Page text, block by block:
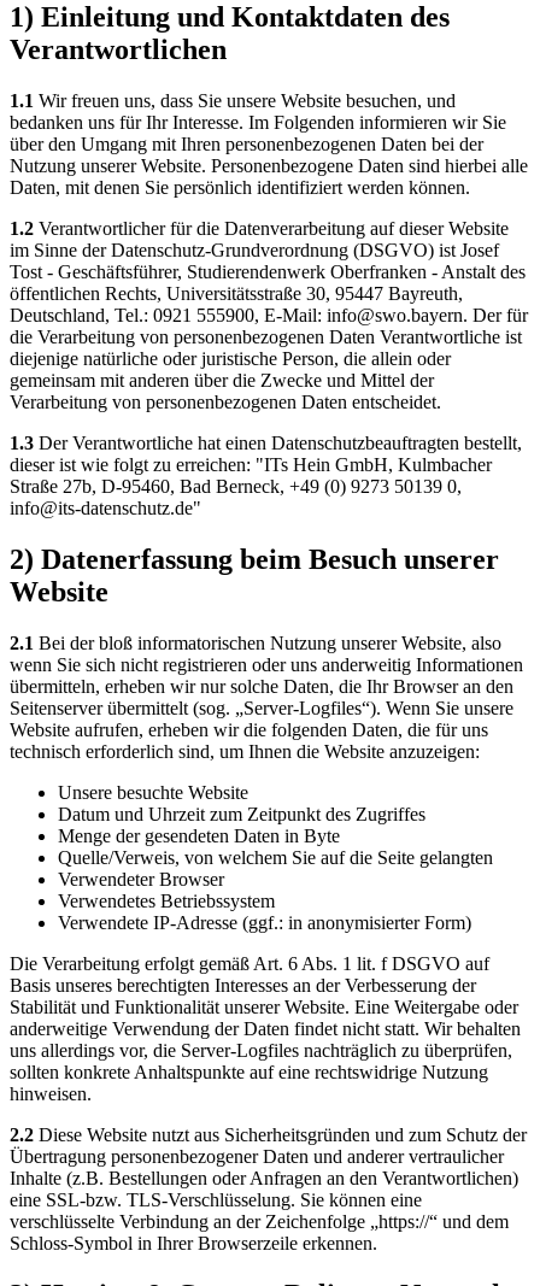
1) Einleitung und Kontaktdaten des
Verantwortlichen
1.1 Wir freuen uns, dass Sie unsere Website besuchen, und
bedanken uns für Ihr Interesse. Im Folgenden informieren wir Sie
über den Umgang mit Ihren personenbezogenen Daten bei der
Nutzung unserer Website. Personenbezogene Daten sind hierbei alle
Daten, mit denen Sie persönlich identifiziert werden können.
1.2 Verantwortlicher für die Datenverarbeitung auf dieser Website
im Sinne der Datenschutz-Grundverordnung (DSGVO) ist Josef
Tost - Geschäftsführer, Studierendenwerk Oberfranken - Anstalt des
öffentlichen Rechts, Universitätsstraße 30, 95447 Bayreuth,
Deutschland, Tel.: 0921 555900, E-Mail: info@swo.bayern. Der für
die Verarbeitung von personenbezogenen Daten Verantwortliche ist
diejenige natürliche oder juristische Person, die allein oder
gemeinsam mit anderen über die Zwecke und Mittel der
Verarbeitung von personenbezogenen Daten entscheidet.
1.3 Der Verantwortliche hat einen Datenschutzbeauftragten bestellt,
dieser ist wie folgt zu erreichen: "ITs Hein GmbH, Kulmbacher
Straße 27b, D-95460, Bad Berneck, +49 (0) 9273 50139 0,
info@its-datenschutz.de"
2) Datenerfassung beim Besuch unserer
Website
2.1 Bei der bloß informatorischen Nutzung unserer Website, also
wenn Sie sich nicht registrieren oder uns anderweitig Informationen
übermitteln, erheben wir nur solche Daten, die Ihr Browser an den
Seitenserver übermittelt (sog. „Server-Logfiles“). Wenn Sie unsere
Website aufrufen, erheben wir die folgenden Daten, die für uns
technisch erforderlich sind, um Ihnen die Website anzuzeigen:
Unsere besuchte Website
Datum und Uhrzeit zum Zeitpunkt des Zugriffes
Menge der gesendeten Daten in Byte
Quelle/Verweis, von welchem Sie auf die Seite gelangten
Verwendeter Browser
Verwendetes Betriebssystem
Verwendete IP-Adresse (ggf.: in anonymisierter Form)
Die Verarbeitung erfolgt gemäß Art. 6 Abs. 1 lit. f DSGVO auf
Basis unseres berechtigten Interesses an der Verbesserung der
Stabilität und Funktionalität unserer Website. Eine Weitergabe oder
anderweitige Verwendung der Daten findet nicht statt. Wir behalten
uns allerdings vor, die Server-Logfiles nachträglich zu überprüfen,
sollten konkrete Anhaltspunkte auf eine rechtswidrige Nutzung
hinweisen.
2.2 Diese Website nutzt aus Sicherheitsgründen und zum Schutz der
Übertragung personenbezogener Daten und anderer vertraulicher
Inhalte (z.B. Bestellungen oder Anfragen an den Verantwortlichen)
eine SSL-bzw. TLS-Verschlüsselung. Sie können eine
verschlüsselte Verbindung an der Zeichenfolge „https://“ und dem
Schloss-Symbol in Ihrer Browserzeile erkennen.